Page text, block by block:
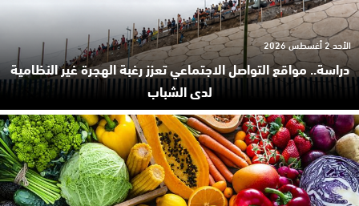
دراسة.. مواقع التواصل الاجتماعي تعزز رغبة الهجرة غير النظامية
لدى الشباب
الأحد 2 أغسطس 2026